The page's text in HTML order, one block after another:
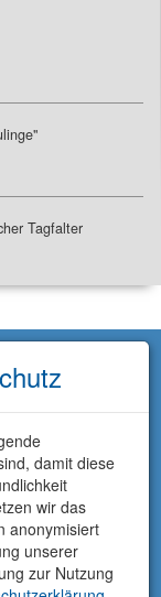
Tagfalter
damit diese
wir das
anonymisiert
unserer
zur Nutzung